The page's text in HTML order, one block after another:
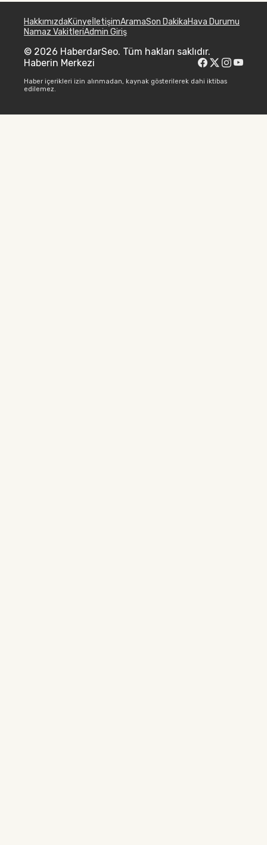
HakkımızdaKünyeİletişimAramaSon DakikaHava Durumu
Namaz VakitleriAdmin Giriş
© 2026 HaberdarSeo. Tüm hakları saklıdır.
Haberin Merkezi
Haber içerikleri izin alınmadan, kaynak gösterilerek dahi iktibas
edilemez.